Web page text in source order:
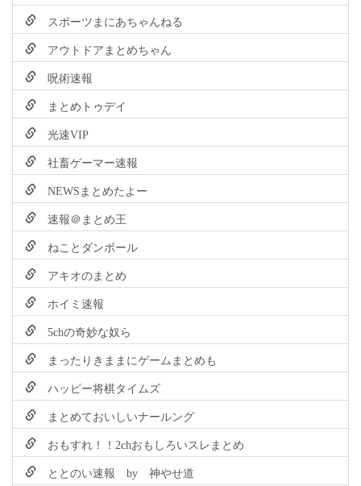
スポーツまにあちゃんねる
アウトドアまとめちゃん
呪術速報
まとめトゥデイ
光速VIP
社畜ゲーマー速報
NEWSまとめたよー
速報＠まとめ王
ねことダンボール
アキオのまとめ
ホイミ速報
5chの奇妙な奴ら
まったりきままにゲームまとめも
ハッピー将棋タイムズ
まとめておいしいナールング
おもすれ！！2chおもしろいスレまとめ
ととのい速報 by 神やせ道